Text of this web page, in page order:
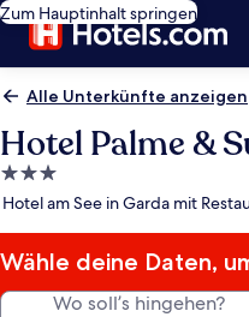
Zum Hauptinhalt springen
Alle Unterkünfte anzeigen
Hotel Palme &
3.0-
Sterne-
Hotel am See in Garda mit
Wähle deine Daten,
Wo soll’s hingehen?